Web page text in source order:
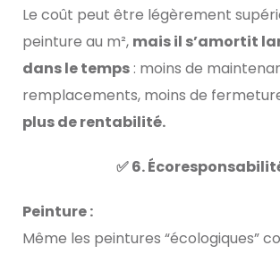
Le coût peut être légèrement
peinture au m², mais il s’amortit
dans le temps : moins de
remplacements, moins de
plus de rentabilité.
✅ 6.
Peinture :
Même les peintures “écologiques”